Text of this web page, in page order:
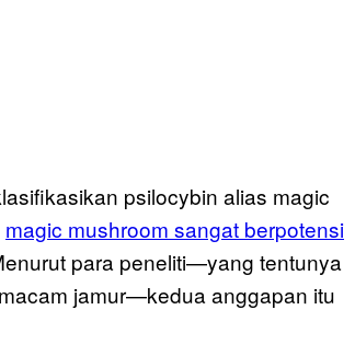
psilocybin alias magic
magic mushroom sangat berpotensi
para peneliti—yang tentunya
jamur—kedua anggapan itu